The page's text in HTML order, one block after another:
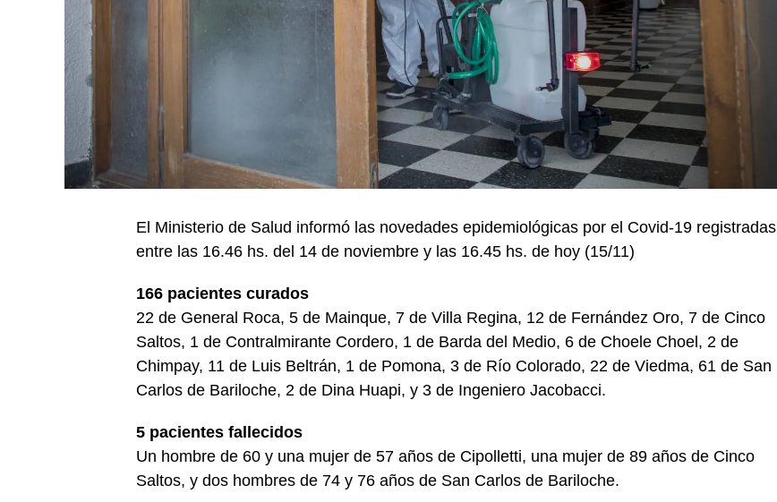
El Ministerio de Salud informó las novedades epidemiológicas por el Covid-19 registradas
entre las 16.46 hs. del 14 de noviembre y las 16.45 hs. de hoy (15/11)
166 pacientes curados
22 de General Roca, 5 de Mainque, 7 de Villa Regina, 12 de Fernández Oro, 7 de Cinco
Saltos, 1 de Contralmirante Cordero, 1 de Barda del Medio, 6 de Choele Choel, 2 de
Chimpay, 11 de Luis Beltrán, 1 de Pomona, 3 de Río Colorado, 22 de Viedma, 61 de San
Carlos de Bariloche, 2 de Dina Huapi, y 3 de Ingeniero Jacobacci.
5 pacientes fallecidos
Un hombre de 60 y una mujer de 57 años de Cipolletti, una mujer de 89 años de Cinco
Saltos, y dos hombres de 74 y 76 años de San Carlos de Bariloche.